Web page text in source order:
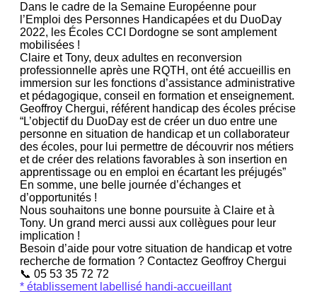
Dans le cadre de la Semaine Européenne pour
l’Emploi des Personnes Handicapées et du DuoDay
2022, les Écoles CCI Dordogne se sont amplement
mobilisées !
Claire et Tony, deux adultes en reconversion
professionnelle après une RQTH, ont été accueillis en
immersion sur les fonctions d’assistance administrative
et pédagogique, conseil en formation et enseignement.
Geoffroy Chergui, référent handicap des écoles précise
“L’objectif du DuoDay est de créer un duo entre une
personne en situation de handicap et un collaborateur
des écoles, pour lui permettre de découvrir nos métiers
et de créer des relations favorables à son insertion en
apprentissage ou en emploi en écartant les préjugés”
En somme, une belle journée d’échanges et
d’opportunités !
Nous souhaitons une bonne poursuite à Claire et à
Tony. Un grand merci aussi aux collègues pour leur
implication !
Besoin d’aide pour votre situation de handicap et votre
recherche de formation ? Contactez Geoffroy Chergui
📞 05 53 35 72 72
* établissement labellisé handi-accueillant